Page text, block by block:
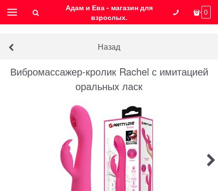
Адам и Ева - магазин для
взрослых.
0
Назад
Вибромассажер-кролик Rachel с имитацией
оральных ласк